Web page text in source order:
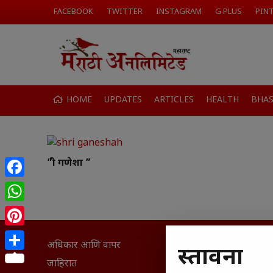
FACEBOOK TWITTER INSTAGRAM G PLUS
HOME UPDATES ARTICLES HEALTH
”श्री गणेशा ”
अधिकार आणि वापर
जाहिरात
सामान्य
घरी
Facebook
WhatsApp
Pinterest
Share
प्रस्तावना